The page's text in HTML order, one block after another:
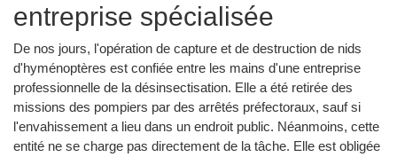
entreprise spécialisée
De nos jours, l'opération de capture et de destruction de nids
d'hyménoptères est confiée entre les mains d'une entreprise
professionnelle de la désinsectisation. Elle a été retirée des
missions des pompiers par des arrêtés préfectoraux, sauf si
l'envahissement a lieu dans un endroit public. Néanmoins, cette
entité ne se charge pas directement de la tâche. Elle est obligée